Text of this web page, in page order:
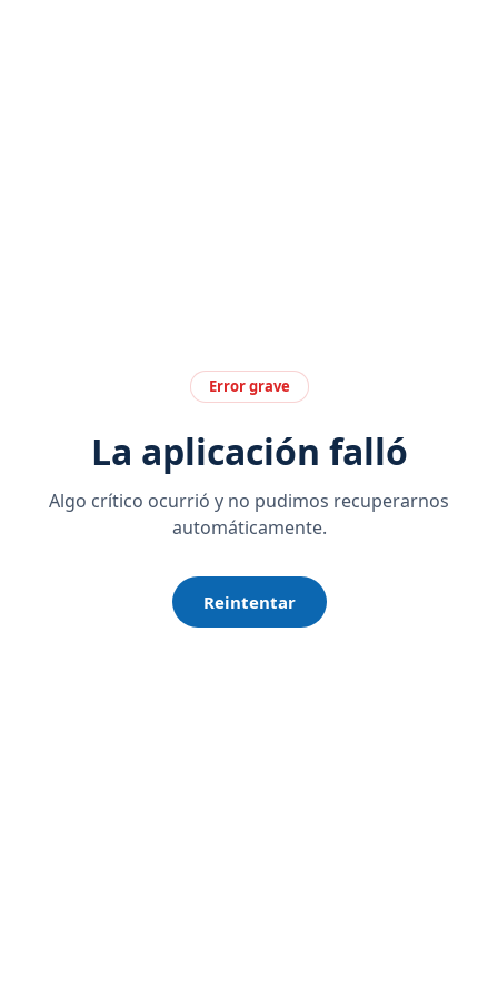
Error grave
La aplicación falló
Algo crítico ocurrió y no pudimos recuperarnos
automáticamente.
Reintentar